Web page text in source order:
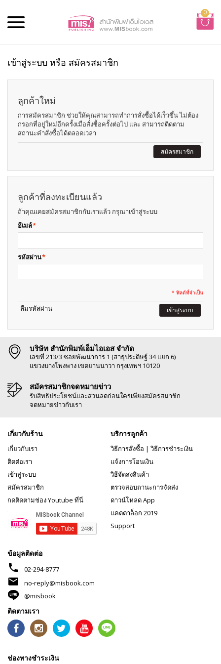
0
เข้าสู่ระบบ หรือ สมัครสมาชิก
ลูกค้าใหม่
การสมัครสมาชิก ช่วยให้คุณสามารถทำการสั่งซื้อได้เร็วขึ้น ไม่ต้อง
กรอกที่อยู่ใหม่อีกครั้งเมื่อสั่งซื้อครั้งต่อไป และ สามารถติดตาม
สถานะคำสั่งซื้อได้ตลอดเวลา
สมัครสมาชิก
ลูกค้าที่ลงทะเบียนแล้ว
ถ้าคุณเคยสมัครสมาชิกกับเราแล้ว กรุณาเข้าสู่ระบบ
*
อีเมล์
*
รหัสผ่าน
* ฟิลด์ที่จำเป็น
ลืมรหัสผ่าน เข้าสู่ระบบ
บริษัท สำนักพิมพ์เอ็มไอเอส จำกัด
เลขที่ 213/3 ซอยพัฒนาการ 1 (สาธุประดิษฐ์ 34 แยก 6)
แขวงบางโพงพาง เขตยานนาวา กรุงเทพฯ 10120
สมัครสมาชิกจดหมายข่าว
รับสิทธิประโยชน์และส่วนลดก่อนใครเพียงสมัครสมาชิก
จดหมายข่าวกับเรา
เกี่ยวกับร้าน
เกี่ยวกับเรา
ติดต่อเรา
เข้าสู่ระบบ
สมัครสมาชิก
กดติดตามช่อง Youtube ที่นี่
บริการลูกค้า
วิธีการสั่งซื้อ | วิธีการชำระเงิน
แจ้งการโอนเงิน
วิธีจัดส่งสินค้า
ตรวจสอบถานะการจัดส่ง
ดาวน์โหลด App
แคตตาล็อก 2019
Support
ข้อมูลติดต่อ
phone 02-294-8777
mail
no-reply@misbook.com
@misbook
ติดตามเรา
ช่องทางชำระเงิน